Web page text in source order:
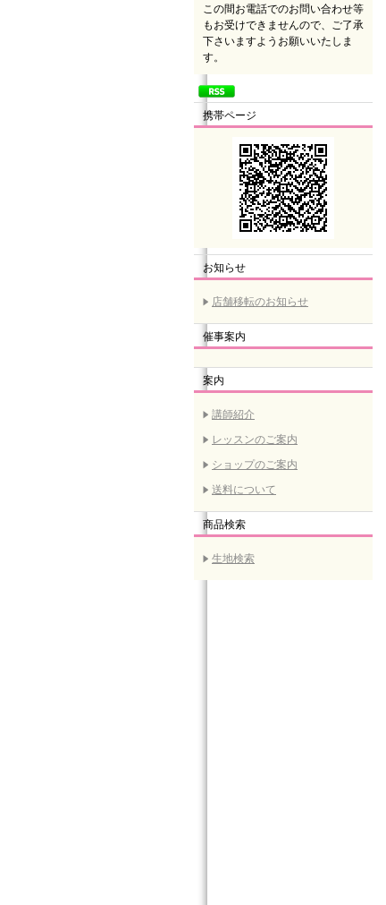
この間お電話でのお問い合わせ等
もお受けできませんので、ご了承
下さいますようお願いいたしま
す。
携帯ページ
お知らせ
店舗移転のお知らせ
催事案内
案内
講師紹介
レッスンのご案内
ショップのご案内
送料について
商品検索
生地検索